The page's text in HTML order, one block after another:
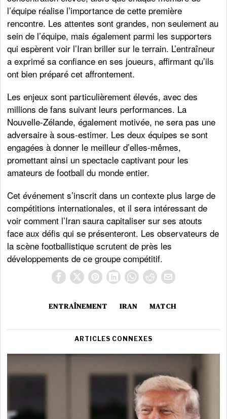
l’équipe réalise l’importance de cette première
rencontre. Les attentes sont grandes, non seulement au
sein de l’équipe, mais également parmi les supporters
qui espèrent voir l’Iran briller sur le terrain. L’entraîneur
a exprimé sa confiance en ses joueurs, affirmant qu’ils
ont bien préparé cet affrontement.
Les enjeux sont particulièrement élevés, avec des
millions de fans suivant leurs performances. La
Nouvelle-Zélande, également motivée, ne sera pas une
adversaire à sous-estimer. Les deux équipes se sont
engagées à donner le meilleur d’elles-mêmes,
promettant ainsi un spectacle captivant pour les
amateurs de football du monde entier.
Cet événement s’inscrit dans un contexte plus large de
compétitions internationales, et il sera intéressant de
voir comment l’Iran saura capitaliser sur ses atouts
face aux défis qui se présenteront. Les observateurs de
la scène footballistique scrutent de près les
développements de ce groupe compétitif.
ENTRAÎNEMENT IRAN MATCH
ARTICLES CONNEXES